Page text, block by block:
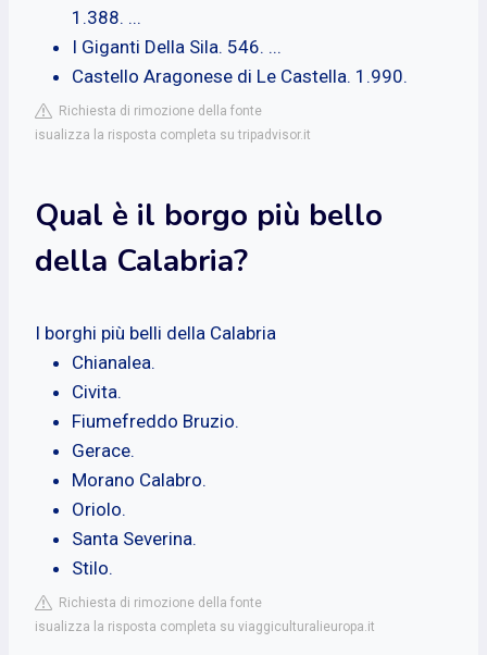
1.388. ...
I Giganti Della Sila. 546. ...
Castello Aragonese di Le Castella. 1.990.
Richiesta di rimozione della fonte
isualizza la risposta completa su tripadvisor.it
Qual è il borgo più bello
della Calabria?
I borghi più belli della Calabria
Chianalea.
Civita.
Fiumefreddo Bruzio.
Gerace.
Morano Calabro.
Oriolo.
Santa Severina.
Stilo.
Richiesta di rimozione della fonte
isualizza la risposta completa su viaggiculturalieuropa.it